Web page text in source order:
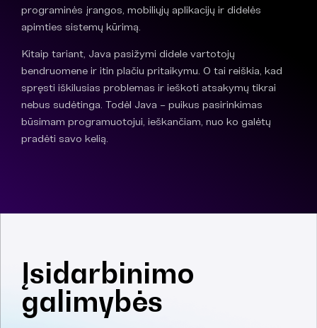
programinės įrangos, mobiliųjų aplikacijų ir didelės
apimties sistemų kūrimą.
Kitaip tariant, Java pasižymi didele vartotojų
bendruomene ir itin plačiu pritaikymu. O tai reiškia, kad
spręsti iškilusias problemas ir ieškoti atsakymų tikrai
nebus sudėtinga. Todėl Java – puikus pasirinkimas
būsimam programuotojui, ieškančiam, nuo ko galėtų
pradėti savo kelią.
Įsidarbinimo
galimybės